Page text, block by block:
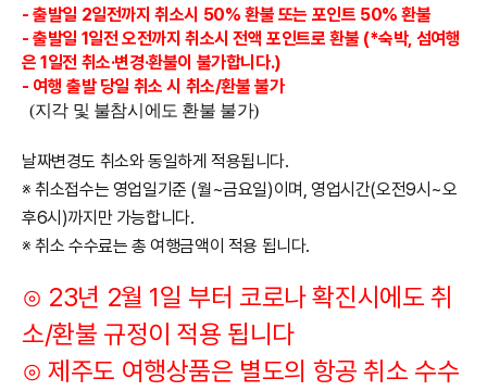
- 출발일 2일전까지 취소시 50% 환불 또는 포인트 50% 환불
- 출발일 1일전 오전까지 취소시 전액 포인트로 환불 (*숙박, 섬여행
은 1일전 취소·변경·환불이 불가합니다.)
- 여행 출발 당일 취소 시 취소/환불 불가
(지각 및 불참시에도 환불 불가)
날짜변경도 취소와 동일하게 적용됩니다.
※ 취소접수는 영업일기준 (월~금요일)이며, 영업시간(오전9시~오
후6시)까지만 가능합니다.
※ 취소 수수료는 총 여행금액이 적용 됩니다.
⊙ 23년 2월 1일 부터 코로나 확진시에도 취
소/환불 규정이 적용 됩니다
​⊙ 제주도 여행상품은 별도의 항공 취소 수수